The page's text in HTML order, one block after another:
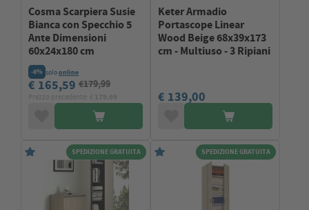
Cosma Scarpiera Susie
Bianca con Specchio 5
Ante Dimensioni
60x24x180 cm
-8% soloonline
€ 165,59 €179,99
Keter Armadio
Portascope Linear
Wood Beige 68x39x173
cm - Multiuso - 3 Ripiani
€ 139,00
SPEDIZIONE GRATUITA SPEDIZIONE GRATUITA